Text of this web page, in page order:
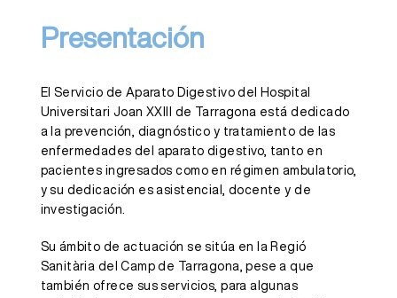
Presentación
El Servicio de Aparato Digestivo del Hospital
Universitari Joan XXIII de Tarragona está dedicado
a la prevención, diagnóstico y tratamiento de las
enfermedades del aparato digestivo, tanto en
pacientes ingresados como en régimen ambulatorio,
y su dedicación es asistencial, docente y de
investigación.
Su ámbito de actuación se sitúa en la Regió
Sanitària del Camp de Tarragona, pese a que
también ofrece sus servicios, para algunas